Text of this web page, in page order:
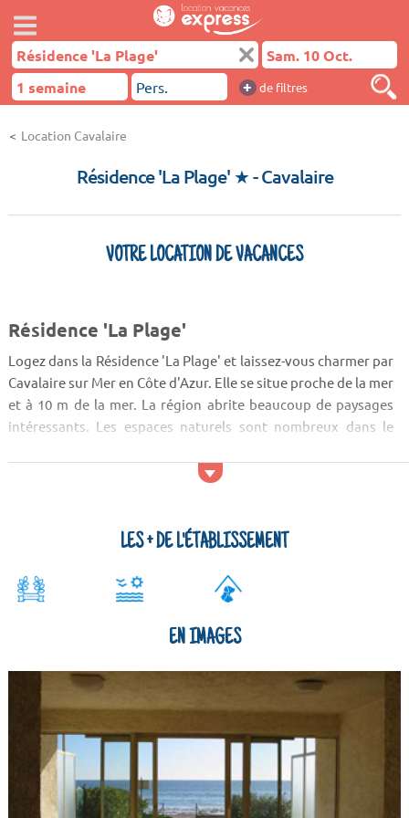
+ de filtres
Location Cavalaire
Résidence 'La Plage' ★- Cavalaire
VOTRE LOCATION DE VACANCES
Résidence 'La Plage'
Logez dans la Résidence 'La Plage' et laissez-vous charmer par
Cavalaire sur Mer en Côte d'Azur. Elle se situe proche de la mer
et à 10 m de la mer. La région abrite beaucoup de paysages
intéressants. Les espaces naturels sont nombreux dans le
Gigaro et la Presqu'île de Giens.
Les amis de nos compagnons à quatr...
LES + DE L'ÉTABLISSEMENT
EN IMAGES